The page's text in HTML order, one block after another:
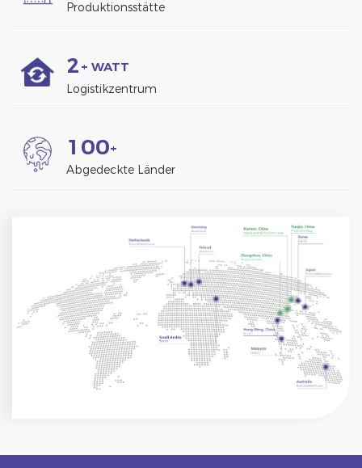
Produktionsstätte
2 + WATT
Logistikzentrum
1 00+
Abgedeckte Länder